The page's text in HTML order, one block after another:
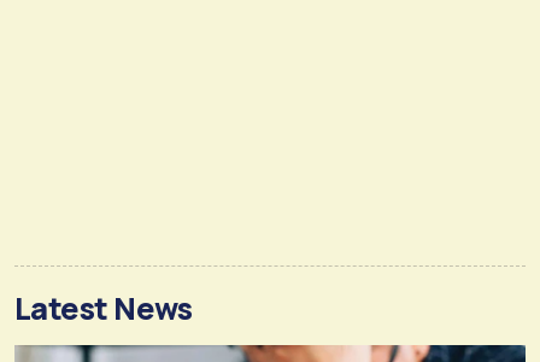
Latest News